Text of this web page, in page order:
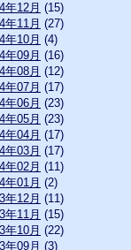
年12月 (15)
年11月 (27)
年10月 (4)
年09月 (16)
年08月 (12)
年07月 (17)
年06月 (23)
年05月 (23)
年04月 (17)
年03月 (17)
年02月 (11)
年01月 (2)
年12月 (11)
年11月 (15)
年10月 (22)
年09月 (3)